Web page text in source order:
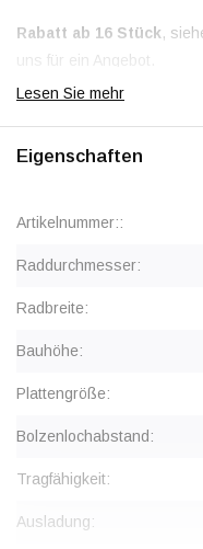
Rabatt ab 16 Stück,
uns für ein Angebot.
Ab 32 Stück Preis auf
Lesen Sie mehr
Eigenschaften
Artikelnummer::
Raddurchmesser:
Radbreite:
Bauhöhe:
Plattengröße:
Bolzenlochabstand:
Tragfähigkeit:
Ausladung: